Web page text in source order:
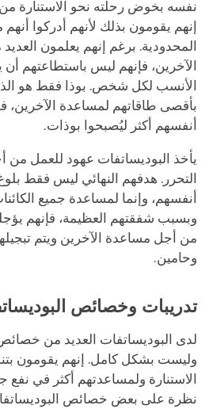
نفسه بخوض رحلته نحو الاستنارة
إنهم يقومون بذلك لأنهم أدركوا أنهم
المحدودية. برغم إنهم يعلمون
الآخرين، فإنهم ليس باستطاعتهم أن
الأنسب لكل شخص. بوذا فقط هو الذي
بأقصى طاقاتهم لمساعدة الآخرين،
أنفسهم أكثر ليُصبحوا بوذات.
يأخذ البوديساتفات عهود للعمل من
التحرر. هدفهم النهائي ليس فقط
أنفسهم، وإنما لمساعدة جميع
وبسبب شفقتهم العظيمة، فإنهم
من أجل مساعدة الآخرين ويتم
وحامين.
تدريبات وخصائص
لدى البوديساتفات العديد من خصائص
وليست بشكل كامل. إنهم يقومون
الاستنارة ولمساعدتهم أكثر في نفع
نظرة على بعض خصائص